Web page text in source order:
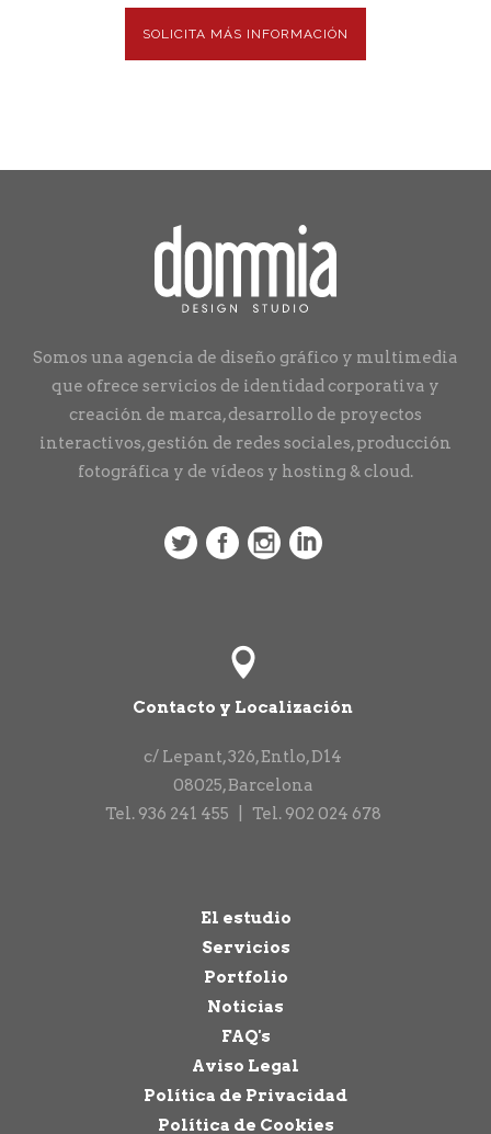
SOLICITA MÁS INFORMACIÓN
Somos una agencia de diseño gráfico y multimedia
que ofrece servicios de identidad corporativa y
creación de marca, desarrollo de proyectos
interactivos, gestión de redes sociales, producción
fotográfica y de vídeos y hosting & cloud.
Contacto y Localización
c/ Lepant, 326, Entlo, D14
08025,Barcelona
Tel. 936 241 455 Tel. 902 024 678
El estudio
Servicios
Portfolio
Noticias
FAQ's
Aviso Legal
Política de Privacidad
Política de Cookies